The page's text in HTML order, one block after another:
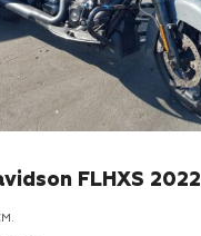
FLHXS 2022